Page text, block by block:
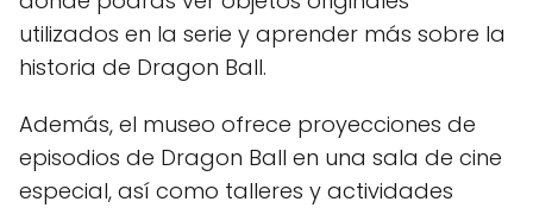
utilizados en la serie y aprender más sobre la
historia de Dragon Ball.
Además, el museo ofrece proyecciones de
episodios de Dragon Ball en una sala de cine
especial, así como talleres y actividades